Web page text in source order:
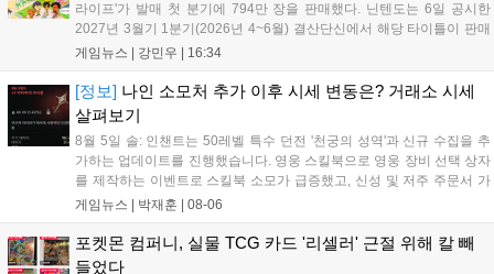
라이프'가 발매 첫 분기에 794만 장을 판매했다. 닌텐도는 6일 공시한
2027년 3월기 1분기(2026년 4~6월) 결산단신에서 해당 타이틀이 판매
를 크게 늘렸다고 밝혔다. 4월 16일 발매된 이 작품은 약 2개월 반 만에
게임뉴스 | 강민우 16:34
[정보] 나인 소모처 추가 이후 시세 변동은? 거래소 시세
살펴보기
8월 5일 솔: 인챈트는 50레벨 특수 던전 '천궁의 성역'과 신규 수집을 추
가하는 업데이트를 진행했습니다. 영웅 스킬북으로 영웅 장비 선택 상자
를 제작하는 이벤트로 스킬북 소모가 급증했고, 신성 및 저주 주문서 가
격은 소폭 상승했습니다. 나인 코어 시세는 보합세를 유지 중이며, 신의
수요는 늘었으나 일반 재료는 현상을 유지하고 있으며, 영웅 등급 장비
와 무기는 서버별로 등락을 보이고 있습니다....
게임뉴스 | 박재훈 08-06
포켓몬 컴퍼니, 실물 TCG 카드 '리셀러' 근절 위해 칼 빼
들었다